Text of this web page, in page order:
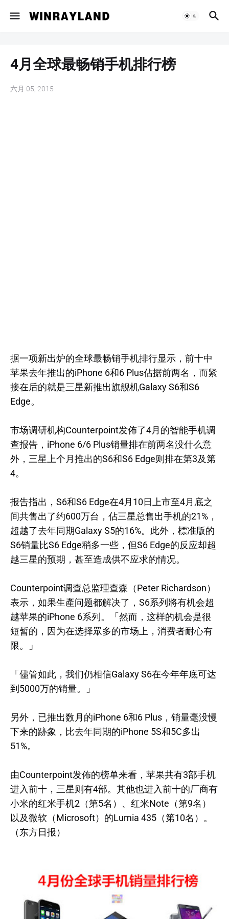
4月全球最畅销手机排行榜
六月 05, 2015
据一项新出炉的全球最畅销手机排行显示，前十中
苹果去年推出的iPhone 6和6 Plus佔据前两名，而紧
接在后的就是三星新推出旗舰机Galaxy S6和S6
Edge。
市场调研机构Counterpoint发佈了4月的智能手机调
查报告，iPhone 6/6 Plus销量排在前两名没什么意
外，三星上个月推出的S6和S6 Edge则排在第3及第
4。
报告指出，S6和S6 Edge在4月10日上市至4月底之
间共售出了约600万台，佔三星总售出手机的21%，
超越了去年同期Galaxy S5的16%。此外，標准版的
S6销量比S6 Edge稍多一些，但S6 Edge的反应却超
越三星的预期，甚至造成供不应求的情况。
Counterpoint调查总监理查森（Peter Richardson）
表示，如果生產问题都解决了，S6系列將有机会超
越苹果的iPhone 6系列。「然而，这样的机会是很
短暂的，因为在选择眾多的市场上，消费者耐心有
限。」
「儘管如此，我们仍相信Galaxy S6在今年年底可达
到5000万的销量。」
另外，已推出数月的iPhone 6和6 Plus，销量毫没慢
下来的跡象，比去年同期的iPhone 5S和5C多出
51%。
由Counterpoint发佈的榜单来看，苹果共有3部手机
进入前十，三星则有4部。其他也进入前十的厂商有
小米的红米手机2（第5名）、红米Note（第9名）
以及微软（Microsoft）的Lumia 435（第10名）。
（东方日报）